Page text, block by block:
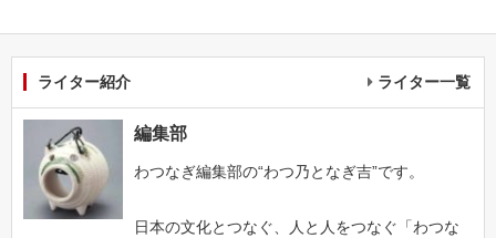
ライター紹介 ライター一覧
編集部
わつなぎ編集部の“わつ乃となぎ吉”です。
日本の文化とつなぐ、人と人をつなぐ「わつな